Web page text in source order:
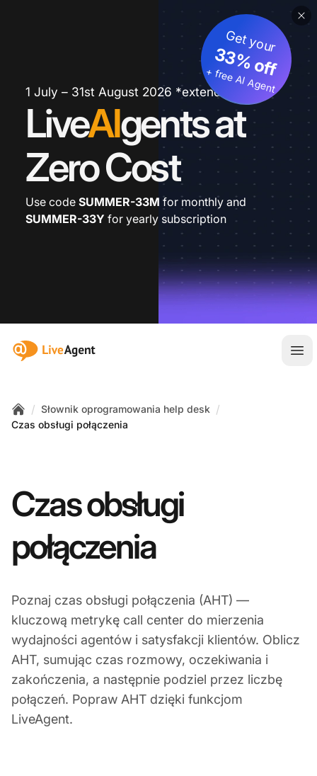
1 July – 31st August 2026 *extended
LiveAIgents at
Zero Cost
Get your
33% off
+ free AI Agent
Use code SUMMER-33M for monthly and
SUMMER-33Y for yearly subscription
:site.title
Home
/ Słownik oprogramowania help desk /
Czas obsługi połączenia
Czas obsługi
połączenia
Poznaj czas obsługi połączenia (AHT) —
kluczową metrykę call center do mierzenia
wydajności agentów i satysfakcji klientów. Oblicz
AHT, sumując czas rozmowy, oczekiwania i
zakończenia, a następnie podziel przez liczbę
połączeń. Popraw AHT dzięki funkcjom
LiveAgent.